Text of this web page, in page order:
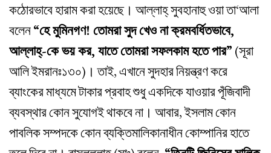
কঠোরভাবে হারাম করা হয়েছে। আল্লাহ্‌ সুবহানাহু ওয়া তা‘আলা
বলেন“হে মুমিনগণ! তোমরা সুদ খেও না ক্রমবর্ধিতভাবে,
আল্লাহ্‌-কে ভয় কর, যাতে তোমরা সফলকাম হতে পার” (সূরা
আলি ইমরানঃ১৩০)। তাই, এখানে সুদহার নিয়ন্ত্রণ করে
ব্যাংকের মাধ্যমে টাকার প্রবাহ শুধু একদিকে যাওয়ার পূঁজিবাদী
ব্যবস্থার কোন সুযোগই থাকবে না। আবার, ইসলাম কোন
পাবলিক সম্পদকে কোন ব্যক্তিমালিকানাধীন কোম্পানির হাতে